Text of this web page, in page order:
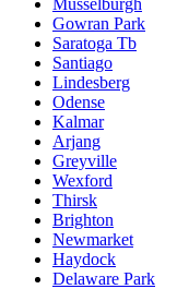
Gowran Park
Saratoga Tb
Santiago
Lindesberg
Odense
Kalmar
Arjang
Greyville
Wexford
Thirsk
Brighton
Newmarket
Haydock
Delaware Park